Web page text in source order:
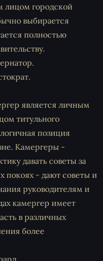
лицом городской
выбирается
полностью
является личным
титульного
позиция
Камергеры -
давать советы за
покоях - дают советы и
руководителям и
камергер имеет
в различных
более